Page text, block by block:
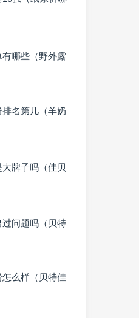
哪些（野外露
排名第几（羊奶
牌子吗（佳贝
过问题吗（贝特
怎么样（贝特佳